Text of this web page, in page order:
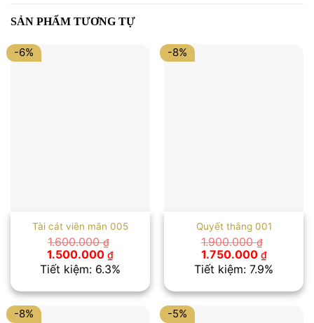
SẢN PHẨM TƯƠNG TỰ
-6%
Tài cát viên mãn 005
1.600.000₫
Giá
gốc
là:
1.500.000 ₫Giá
hiện
tại
1.500.000 ₫.
Tiết kiệm: 6.3%
-8%
Quyết thắng 001
1.900.000₫
Giá
gốc
là:
1.750.000 ₫Giá
hiện
tại
Tiết kiệm: 7.9%
-8% -5%